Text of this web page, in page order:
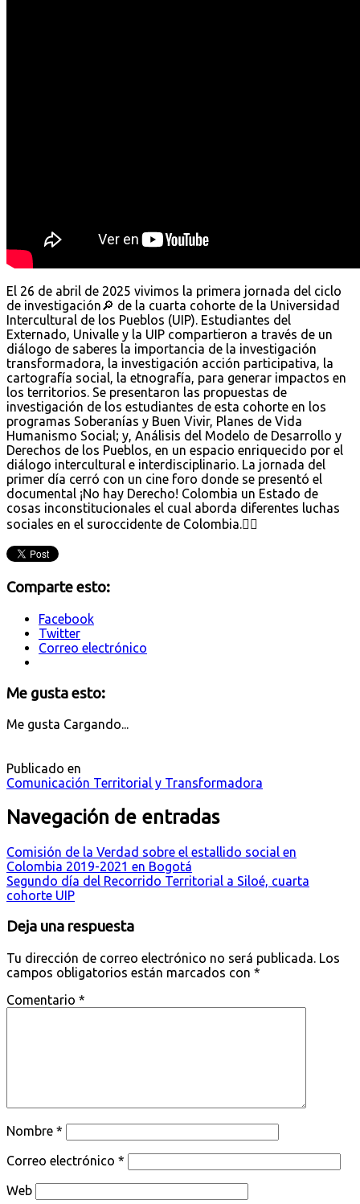
El 26 de abril de 2025 vivimos la primera jornada del ciclo
de investigación🔎 de la cuarta cohorte de la Universidad
Intercultural de los Pueblos (UIP). Estudiantes del
Externado, Univalle y la UIP compartieron a través de un
diálogo de saberes la importancia de la investigación
transformadora, la investigación acción participativa, la
cartografía social, la etnografía, para generar impactos en
los territorios. Se presentaron las propuestas de
investigación de los estudiantes de esta cohorte en los
programas Soberanías y Buen Vivir, Planes de Vida
Humanismo Social; y, Análisis del Modelo de Desarrollo y
Derechos de los Pueblos, en un espacio enriquecido por el
diálogo intercultural e interdisciplinario. La jornada del
primer día cerró con un cine foro donde se presentó el
documental ¡No hay Derecho! Colombia un Estado de
cosas inconstitucionales el cual aborda diferentes luchas
sociales en el suroccidente de Colombia.✊🏾
Comparte esto:
Facebook
Twitter
Correo electrónico
Me gusta esto:
Me gusta Cargando...
Publicado en
Comunicación Territorial y Transformadora
Navegación de entradas
Comisión de la Verdad sobre el estallido social en
Colombia 2019-2021 en Bogotá
Segundo día del Recorrido Territorial a Siloé, cuarta
cohorte UIP
Deja una respuesta
Tu dirección de correo electrónico no será publicada. Los
campos obligatorios están marcados con *
Comentario *
Nombre *
Correo electrónico *
Web